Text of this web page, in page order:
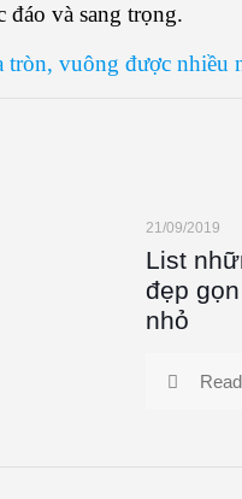
đáo và sang trọng.
tròn, vuông được
21/09/2019
List
đẹp
nhỏ